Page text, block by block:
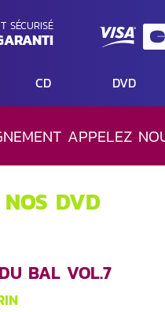
SÉCURISÉ
CD DVD
APPELEZ
NOS DVD
BAL VOL.7